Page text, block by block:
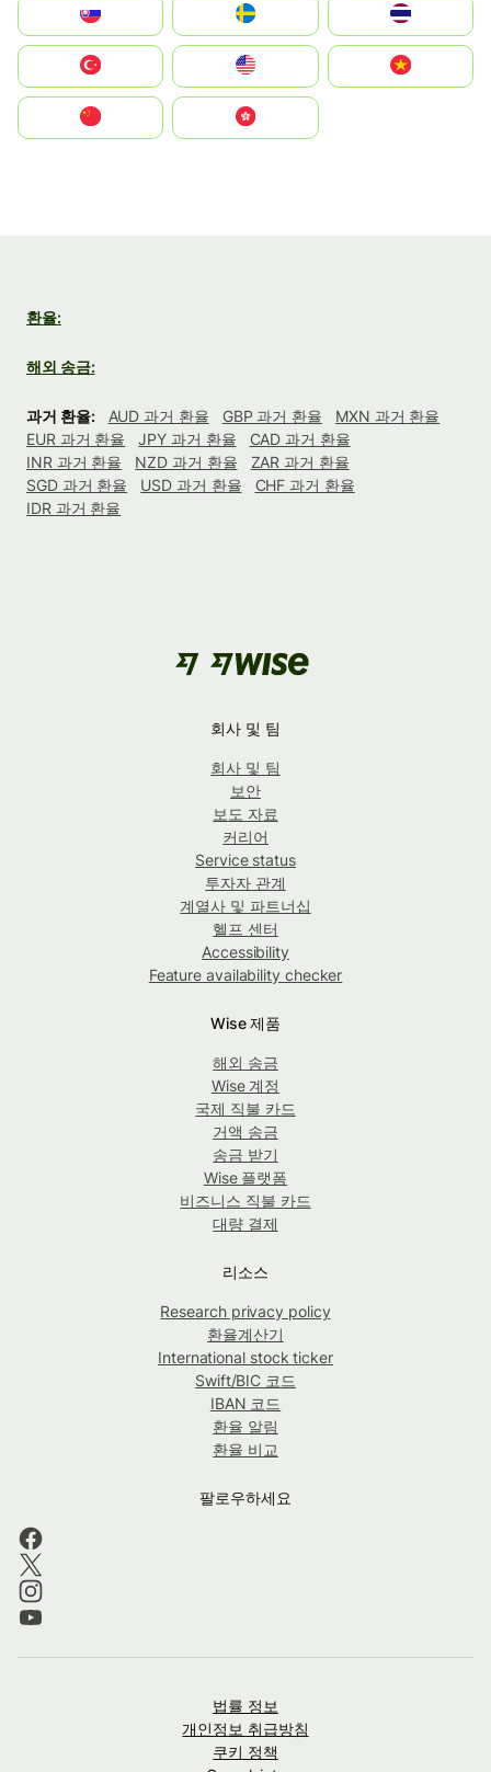
United States
中國香港特別行政區
환율:
해외 송금:
과거 환율: AUD 과거 환율 GBP 과거 환율
MXN 과거 환율
EUR 과거 환율
JPY 과거 환율
CAD 과거 환율
INR 과거 환율
NZD 과거 환율
ZAR 과거 환율
SGD 과거 환율
USD 과거 환율
CHF 과거 환율
IDR 과거 환율
회사 및 팀
회사 및 팀
보안
보도 자료
커리어
Service status
투자자 관계
계열사 및 파트너십
헬프 센터
Accessibility
Feature availability checker
Wise 제품
해외 송금
Wise 계정
국제 직불 카드
거액 송금
송금 받기
Wise 플랫폼
비즈니스 직불 카드
대량 결제
리소스
Research privacy policy
환율계산기
International stock ticker
Swift/BIC 코드
IBAN 코드
환율 알림
환율 비교
팔로우하세요
법률 정보
개인정보 취급방침
쿠키 정책